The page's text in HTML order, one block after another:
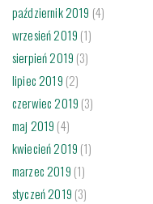
październik 2019 (4)
wrzesień 2019 (1)
sierpień 2019 (3)
lipiec 2019 (2)
czerwiec 2019 (3)
maj 2019 (4)
kwiecień 2019 (1)
marzec 2019 (1)
styczeń 2019 (3)